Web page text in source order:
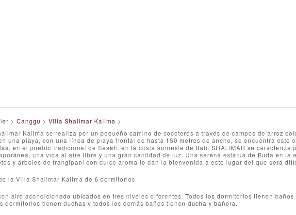
> Canggu > Villa Shalimar Kalima >
Kalima se realiza por un pequeño camino de cocoteros a través de campos de arroz
una playa, con una línea de playa frontal de hasta 150 metros de ancho, se encuentra este
en el pueblo tradicional de Seseh, en la costa suroeste de Bali. SHALIMAR se caracteriza
una vida al aire libre y una gran cantidad de luz. Una serena estatua de Buda en la
y árboles de frangipani con dulce aroma le dan la bienvenida a este lugar del que será
la Villa Shalimar Kalima de 6 dormitorios
aire acondicionado ubicados en tres niveles diferentes. Todos los dormitorios tienen baños
dormitorios tienen duchas y todos los demás baños tienen ducha y bañera.